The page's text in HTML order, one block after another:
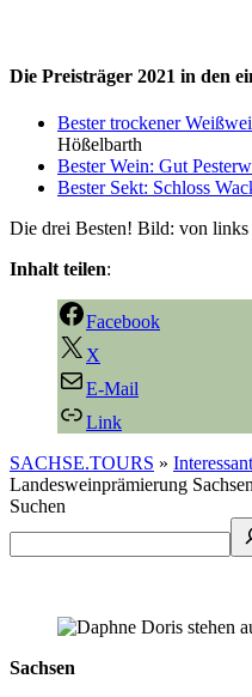
Die Preisträger 2021 in den
Bester trockener
Hößelbarth
Bester Wein: Gut
Bester Sekt: Schloss
Die drei Besten! Bild: von links
Inhalt teilen:
Facebook
X
E-Mail
Link
SACHSE.TOURS »
Landesweinprämierung Sachsen
Suchen
Sachsen